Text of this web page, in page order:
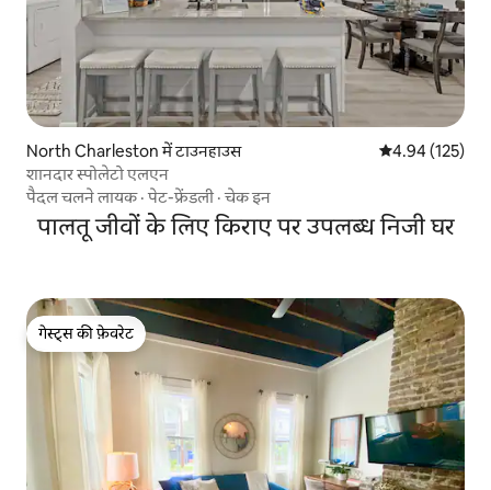
North Charleston में टाउनहाउस औसत रेटिंग 5 में से
4.94 (125)
शानदार स्पोलेटो एलएन
पैदल चलने लायक·पेट-फ्रेंडली ·चेक इन
पालतू जीवों के लिए किराए पर उपलब्ध निजी घर
गेस्ट्स की फ़ेवरेट
गेस्ट्स की फ़ेवरेट